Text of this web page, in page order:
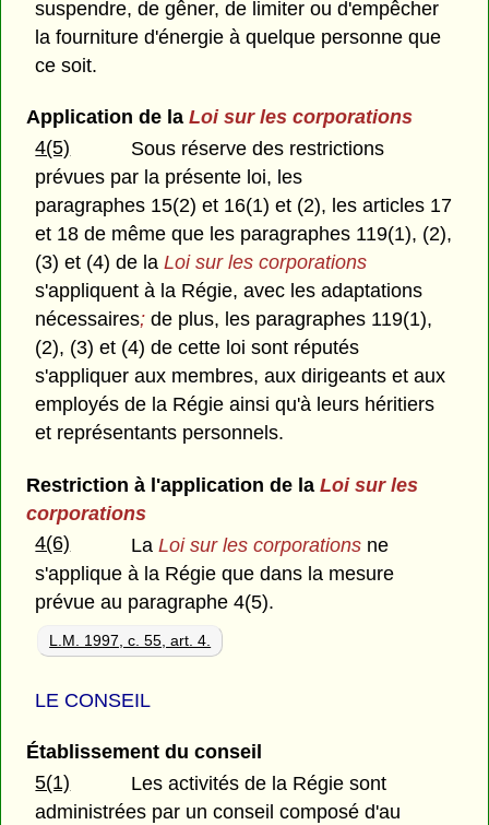
suspendre, de gêner, de limiter ou d'empêcher
la fourniture d'énergie à quelque personne que
ce soit.
Application de la Loi sur les corporations
4(5)
Sous réserve des restrictions
prévues par la présente loi, les
paragraphes 15(2) et 16(1) et (2), les articles 17
et 18 de même que les paragraphes 119(1), (2),
(3) et (4) de laLoi sur les corporations
s'appliquent à la Régie, avec les adaptations
nécessaires; de plus, les paragraphes 119(1),
(2), (3) et (4) de cette loi sont réputés
s'appliquer aux membres, aux dirigeants et aux
employés de la Régie ainsi qu'à leurs héritiers
et représentants personnels.
Restriction à l'application de la Loi sur les
corporations
4(6)
LaLoi sur les corporations ne
s'applique à la Régie que dans la mesure
prévue au paragraphe 4(5).
L.M. 1997, c. 55, art. 4.
LE CONSEIL
Établissement du conseil
5(1)
Les activités de la Régie sont
administrées par un conseil composé d'au